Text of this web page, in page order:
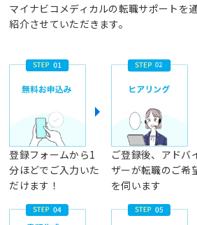
マイナビコメディカルの転職サポートを
紹介させていただきます。
登録フォームから1
分ほどでご入力いた
だけます！
ご登録後、アドバ
ザーが転職のご希
を伺います